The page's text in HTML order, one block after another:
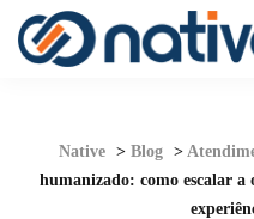
Native > Blog >
humanizado: como escalar a